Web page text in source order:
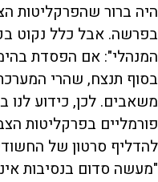
היה ברור שהפרקליטות
בפרשה. אבל כלל נקוט
המנהלי": אם הפסדת
בסוף תנצח, שהרי
משאבים. לכן, כידוע לנו
פורמליים בפרקליטות
להדליף סרטון של
"מעשה סדום בנסיבות